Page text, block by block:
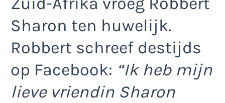
Sharon ten huwelijk.
Robbert schreef destijds
op Facebook: “Ik heb mijn
lieve vriendin Sharon